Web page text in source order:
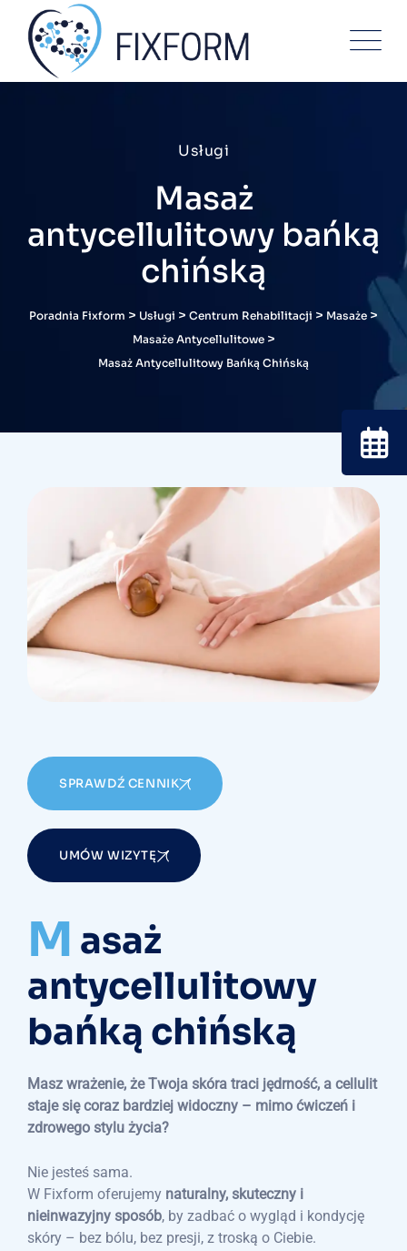
Usługi
Masaż
antycellulitowy bańką
chińską
Poradnia Fixform > Usługi > Centrum Rehabilitacji > Masaże >
Masaże Antycellulitowe>
Masaż Antycellulitowy Bańką Chińską
SPRAWDŹ CENNIK
UMÓW WIZYTĘ
M asaż
antycellulitowy
bańką chińską
Masz wrażenie, że Twoja skóra traci jędrność, a cellulit
staje się coraz bardziej widoczny – mimo ćwiczeń i
zdrowego stylu życia?
Nie jesteś sama.
W Fixform oferujemy naturalny, skuteczny i
nieinwazyjny sposób, by zadbać o wygląd i kondycję
skóry – bez bólu, bez presji, z troską o Ciebie.